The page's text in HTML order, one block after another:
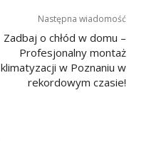
Następna wiadomość
Zadbaj o chłód w domu –
Profesjonalny montaż
klimatyzacji w Poznaniu w
rekordowym czasie!